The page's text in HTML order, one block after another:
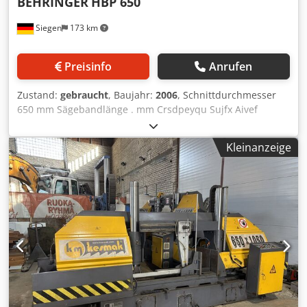
Siegen 173 km
Preisinfo Anrufen
Zustand: gebraucht, Baujahr: 2006, Schnittdurchmesser
650 mm Sägebandlänge . mm Crsdpeyqu Sujfx Aivef
Schnittbreite 1000 mm Schnitthöhe 650 mm
Maschinengewicht ca. 6,4 t Schnittgeschwindigkeite: 16-
170 m/min Arbeitsbereich: rund 670 mm
Materialauflagehöhe: 700 mm Die techn. Daten sind
Hersteller- bzw. Betreiberangaben und daher für uns
unverbindlich. Einen Zwischenverkauf behalten wir uns
vor; es gelten ausschließlich unsere Geschäfts- und
Verkaufsbedingungen. Über uns mehr als 400 eigene
Maschinen im Lager über 15.000 m² Lagerfläche,
Krankapazität 70 t mehr als 10.000 Artikel Zubehör für Ihre
Werkstatt Sie wollen Maschinen Produktionslinien oder
Ihren Betrieb verkaufen, dann sprechen Sie uns an.
Weitere Angebote finden Sie auf unserer Webseite.
Kleinanzeige